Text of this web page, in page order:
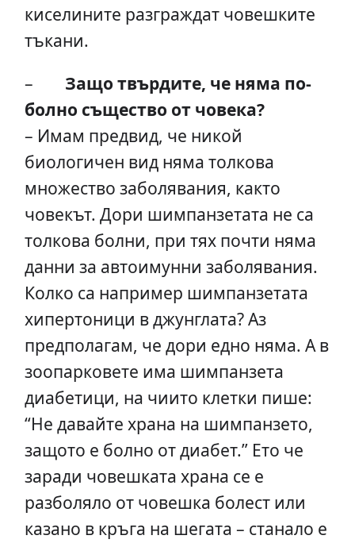
киселините разграждат човешките
тъкани.
– Защо твърдите, че няма по-
болно същество от човека?
– Имам предвид, че никой
биологичен вид няма толкова
множество заболявания, както
човекът. Дори шимпанзетата не са
толкова болни, при тях почти няма
данни за автоимунни заболявания.
Колко са например шимпанзетата
хипертоници в джунглата? Аз
предполагам, че дори едно няма. А в
зоопарковете има шимпанзета
диабетици, на чиито клетки пише:
“Не давайте храна на шимпанзето,
защото е болно от диабет.” Ето че
заради човешката храна се е
разболяло от човешка болест или
казано в кръга на шегата – станало е